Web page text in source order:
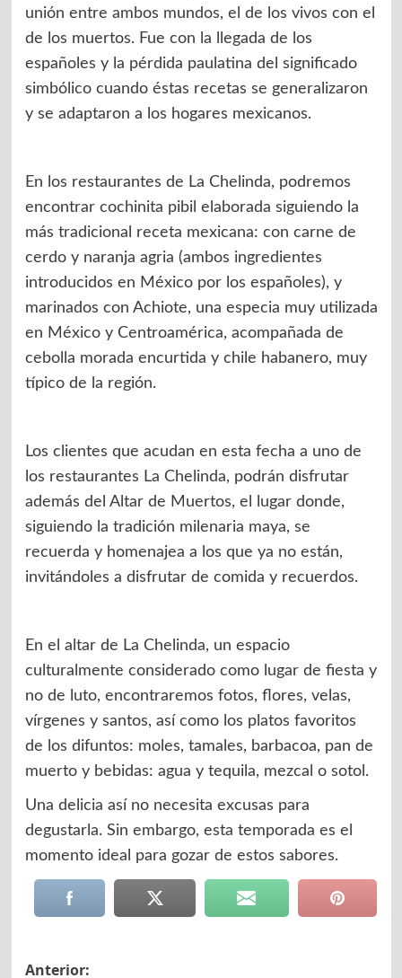
unión entre ambos mundos, el de los vivos con el
de los muertos. Fue con la llegada de los
españoles y la pérdida paulatina del significado
simbólico cuando éstas recetas se generalizaron
y se adaptaron a los hogares mexicanos.
En los restaurantes de La Chelinda, podremos
encontrar cochinita pibil elaborada siguiendo la
más tradicional receta mexicana: con carne de
cerdo y naranja agria (ambos ingredientes
introducidos en México por los españoles), y
marinados con Achiote, una especia muy utilizada
en México y Centroamérica, acompañada de
cebolla morada encurtida y chile habanero, muy
típico de la región.
Los clientes que acudan en esta fecha a uno de
los restaurantes La Chelinda, podrán disfrutar
además del Altar de Muertos, el lugar donde,
siguiendo la tradición milenaria maya, se
recuerda y homenajea a los que ya no están,
invitándoles a disfrutar de comida y recuerdos.
En el altar de La Chelinda, un espacio
culturalmente considerado como lugar de fiesta y
no de luto, encontraremos fotos, flores, velas,
vírgenes y santos, así como los platos favoritos
de los difuntos: moles, tamales, barbacoa, pan de
muerto y bebidas: agua y tequila, mezcal o sotol.
Una delicia así no necesita excusas para
degustarla. Sin embargo, esta temporada es el
momento ideal para gozar de estos sabores.
Anterior: